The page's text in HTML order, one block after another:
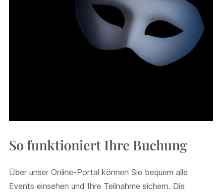
So funktioniert Ihre Buchung
Über unser Online-Portal können Sie bequem alle
Events einsehen und Ihre Teilnahme sichern. Die